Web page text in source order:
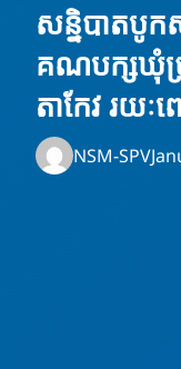
សន្និបាតបូក
គណបក្សឃុំប្រ
តាកែវ រយ
NSM-SPV